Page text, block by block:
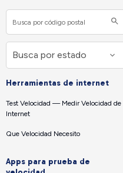
Herramientas de internet
Test Velocidad — Medir Velocidad de
Internet
Que Velocidad Necesito
Apps para prueba de